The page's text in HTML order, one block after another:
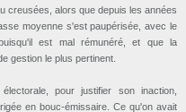
creusées, alors que depuis les années
moyenne s'est paupérisée, avec le
est mal rémunéré, et que la
gestion le plus pertinent.
pour justifier son inaction,
en bouc-émissaire. Ce qu'on avait